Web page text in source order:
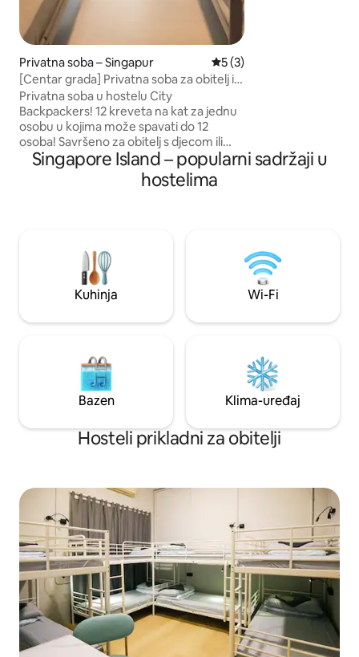
Privatna soba – Singapur Prosječna ocjena: 5/5,
5 (3)
[Centar grada] Privatna soba za obitelj ili
grupu s 12 kreveta
Privatna soba u hostelu City
Backpackers! 12 kreveta na kat za jednu
osobu u kojima može spavati do 12
osoba! Savršeno za obitelj s djecom ili
manje grupe. Odsjednite u srcu
Singapura u ulici Hong Kong Street,
nekoliko koraka od pristaništa Clarke
korporativne timove. Svaki krevet na kat
ima kvalitetan madrac, utičnice i svjetlo
za čitanje. Zajedničke kupaonice i
zajedničke prostorije čiste se u skladu s
svježa posteljina i jednostavna
Singapore Island – popularni sadržaji u
hostelima
Kuhinja Wi-Fi
Bazen Klima-uređaj
Hosteli prikladni za obitelji